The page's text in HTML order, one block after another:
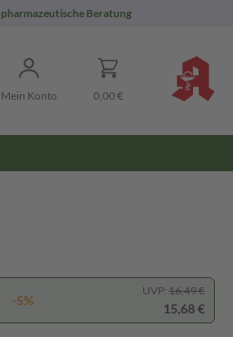
pharmazeutische Beratung
Mein Konto 0,00 €
-5%
UVP: 16,49 €
15,68 €